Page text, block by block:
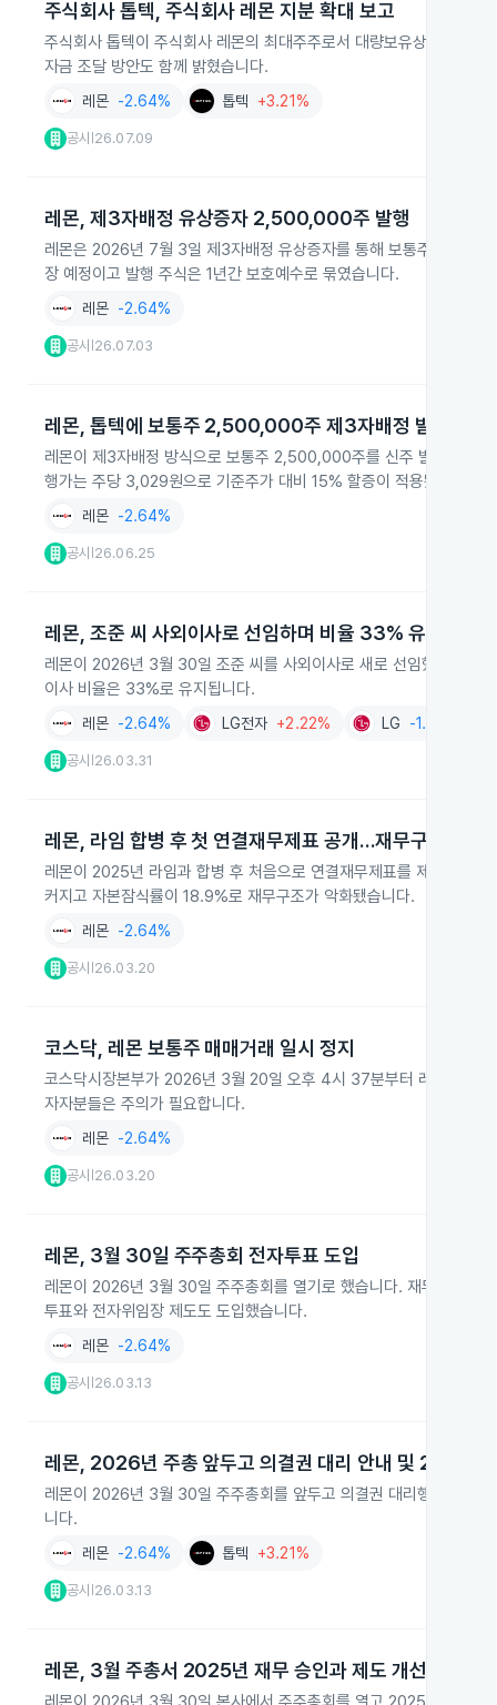
주식회사 톱텍, 주식회사 레몬 지분 확대 보고
주식회사 톱텍이 주식회사 레몬의 최대주주로서 대량보유상황보고
자금 조달 방안도 함께 밝혔습니다.
레몬 -2.64% 톱텍 +3.21%
공시 26.07.09
레몬, 제3자배정 유상증자 2,500,000주 발행
레몬은 2026년 7월 3일 제3자배정 유상증자를 통해 보통주
장 예정이고 발행 주식은 1년간 보호예수로 묶였습니다.
레몬 -2.64%
공시 26.07.03
레몬, 톱텍에 보통주 2,500,000주 제3자배정 발행
레몬이 제3자배정 방식으로 보통주 2,500,000주를 신주 발행해 최
행가는 주당 3,029원으로 기준주가 대비 15% 할증이 적용됐고, 신
레몬 -2.64%
공시 26.06.25
레몬, 조준 씨 사외이사로 선임하며 비율 33% 유지
레몬이 2026년 3월 30일 조준 씨를 사외이사로 새로 선임했습니다.
이사 비율은 33%로 유지됩니다.
레몬 -2.64% LG전자 +2.22% LG -1.39%
공시 26.03.31
레몬, 라임 합병 후 첫 연결재무제표 공개…재무구조 악화
레몬이 2025년 라임과 합병 후 처음으로 연결재무제표를 제출했어
커지고 자본잠식률이 18.9%로 재무구조가 악화됐습니다.
레몬 -2.64%
공시 26.03.20
코스닥, 레몬 보통주 매매거래 일시 정지
코스닥시장본부가 2026년 3월 20일 오후 4시 37분부터 레몬 보통
자자분들은 주의가 필요합니다.
레몬 -2.64%
공시 26.03.20
레몬, 3월 30일 주주총회 전자투표 도입
레몬이 2026년 3월 30일 주주총회를 열기로 했습니다. 재무제표 수
투표와 전자위임장 제도도 도입했습니다.
레몬 -2.64%
공시 26.03.13
레몬, 2026년 주총 앞두고 의결권 대리 안내 및 2025년
레몬이 2026년 3월 30일 주주총회를 앞두고 의결권 대리행사 안내
니다.
레몬 -2.64% 톱텍 +3.21%
공시 26.03.13
레몬, 3월 주총서 2025년 재무 승인과 제도 개선 논의